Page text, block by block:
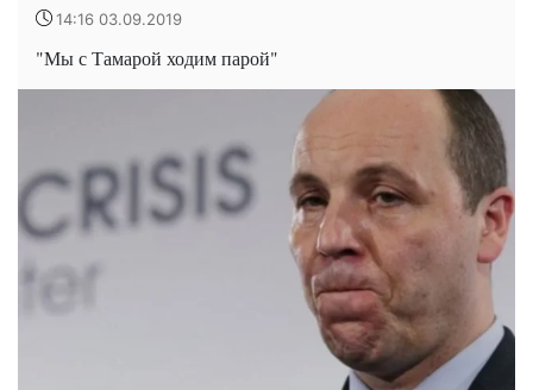
14:16 03.09.2019
"Мы с Тамарой ходим парой"